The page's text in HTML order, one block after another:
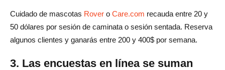
Cuidado de mascotas Rover o Care.com recauda entre 20 y
50 dólares por sesión de caminata o sesión sentada. Reserva
algunos clientes y ganarás entre 200 y 400$ por semana.
3. Las encuestas en línea se suman